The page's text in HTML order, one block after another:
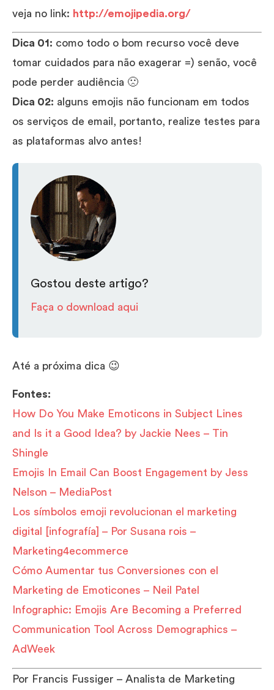
veja no link: http://emojipedia.org/
Dica 01: como todo o bom recurso você deve
tomar cuidados para não exagerar =) senão, você
pode perder audiência 🙁
Dica 02: alguns emojis não funcionam em todos
os serviços de email, portanto, realize testes para
as plataformas alvo antes!
Gostou deste artigo?
Faça o download aqui
Até a próxima dica 😉
Fontes:
How Do You Make Emoticons in Subject Lines
and Is it a Good Idea? by Jackie Nees – Tin
Shingle
Emojis In Email Can Boost Engagement by Jess
Nelson – MediaPost
Los símbolos emoji revolucionan el marketing
digital [infografía] – Por Susana rois –
Marketing4ecommerce
Cómo Aumentar tus Conversiones con el
Marketing de Emoticones – Neil Patel
Infographic: Emojis Are Becoming a Preferred
Communication Tool Across Demographics –
AdWeek
Por Francis Fussiger – Analista de Marketing